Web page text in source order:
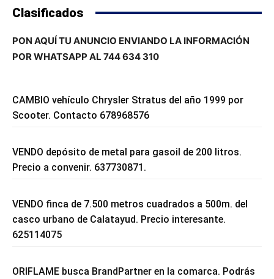
Clasificados
PON AQUÍ TU ANUNCIO ENVIANDO LA INFORMACIÓN
POR WHATSAPP AL 744 634 310
CAMBIO vehículo Chrysler Stratus del año 1999 por
Scooter. Contacto 678968576
VENDO depósito de metal para gasoil de 200 litros.
Precio a convenir. 637730871.
VENDO finca de 7.500 metros cuadrados a 500m. del
casco urbano de Calatayud. Precio interesante.
625114075
ORIFLAME busca BrandPartner en la comarca. Podrás